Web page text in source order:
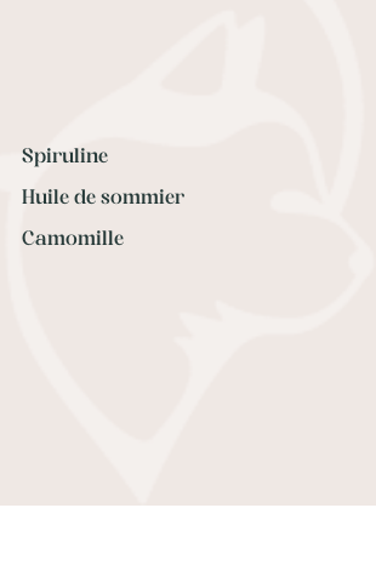
Spiruline
Huile de sommier
Camomille